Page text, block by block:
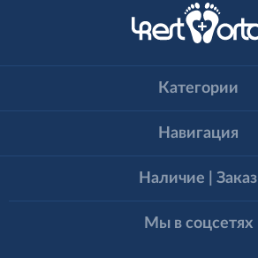
Категории
Навигация
Наличие | Заказ
Мы в соцсетях